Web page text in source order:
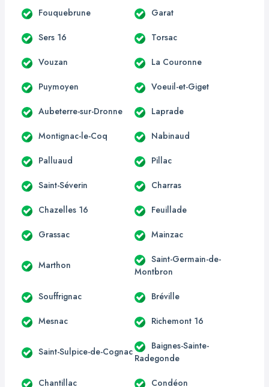
Fouquebrune Garat
Sers 16 Torsac
Vouzan La Couronne
Puymoyen Voeuil-et-Giget
Aubeterre-sur-Dronne Laprade
Montignac-le-Coq Nabinaud
Palluaud Pillac
Saint-Séverin Charras
Chazelles 16 Feuillade
Grassac Mainzac
Marthon
Saint-Germain-de-
Montbron
Souffrignac Bréville
Mesnac Richemont 16
Saint-Sulpice-de-Cognac
Baignes-Sainte-
Radegonde
Chantillac Condéon